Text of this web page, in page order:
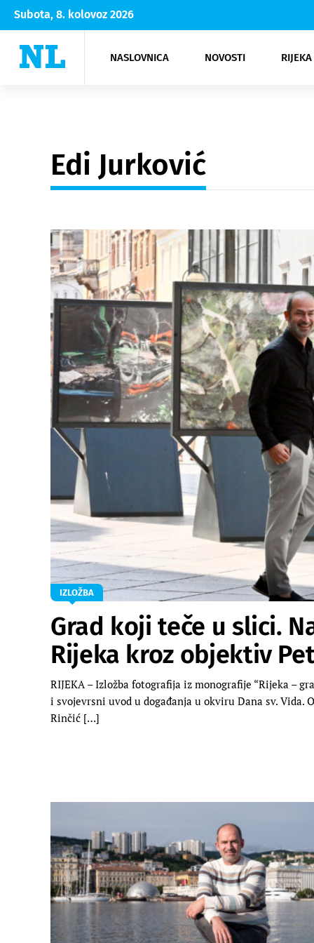
Subota, 8. kolovoz 2026
NASLOVNICA NOVOSTI
Rijeka Opatija
NK
Moda
Kultura
Edi Jurković
IZLOŽBA
Grad koji teče u slici.
Rijeka kroz objektiv
RIJEKA – Izložba fotografija iz monografije “Rijeka –
i svojevrsni uvod u događanja u okviru Dana sv.
Rinčić […]